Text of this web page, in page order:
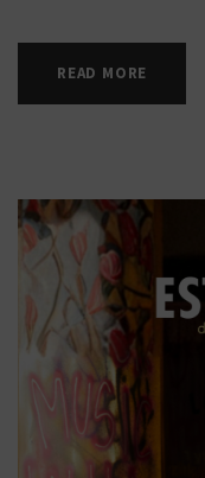
READ MORE